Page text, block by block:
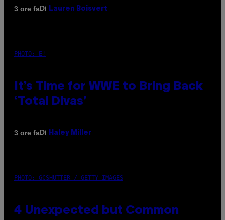
3 ore faDi Lauren Boisvert
PHOTO: E!
It’s Time for WWE to Bring Back
‘Total Divas’
3 ore faDi Haley Miller
PHOTO: GCSHUTTER / GETTY IMAGES
4 Unexpected but Common